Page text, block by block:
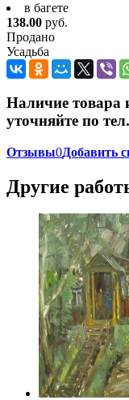
в багете
138.00 руб.
Продано
Усадьба
Наличие товара
уточняйте по тел.
Отзывы0Добавить
Другие